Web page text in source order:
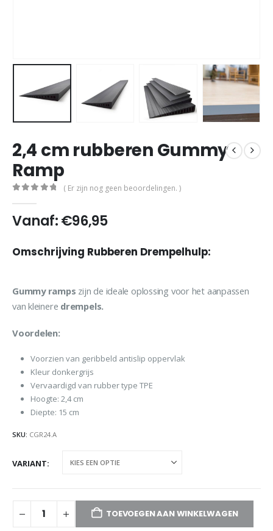
2,4 cm rubberen Gummy
Ramp
( Er zijn nog geen beoordelingen. )
Vanaf:€96,95
Omschrijving Rubberen Drempelhulp:
Gummy ramps zijn de ideale oplossing voor het aanpassen
van kleinere drempels.
Voordelen:
Voorzien van geribbeld antislip oppervlak
Kleur donkergrijs
Vervaardigd van rubber type TPE
Hoogte: 2,4 cm
Diepte: 15 cm
SKU: CGR24.A
VARIANT
TOEVOEGEN AAN WINKELWAGEN